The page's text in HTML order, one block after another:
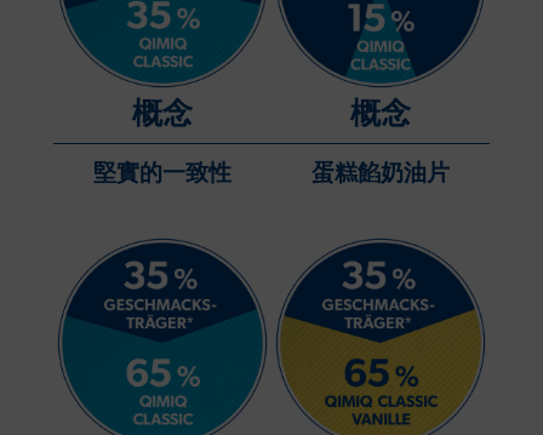
概念
堅實的一致性
概念
蛋糕餡奶油片